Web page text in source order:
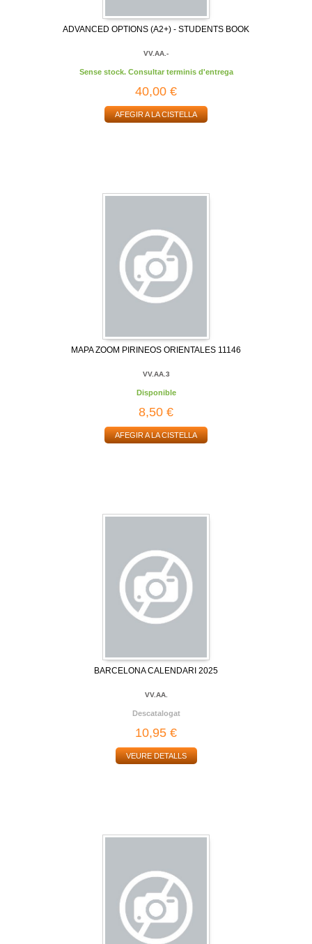
ADVANCED OPTIONS (A2+) - STUDENTS BOOK
VV.AA.-
Sense stock. Consultar terminis d'entrega
40,00 €
AFEGIR A LA CISTELLA
MAPA ZOOM PIRINEOS ORIENTALES 11146
VV.AA.3
Disponible
8,50 €
AFEGIR A LA CISTELLA
BARCELONA CALENDARI 2025
VV.AA.
Descatalogat
10,95 €
VEURE DETALLS